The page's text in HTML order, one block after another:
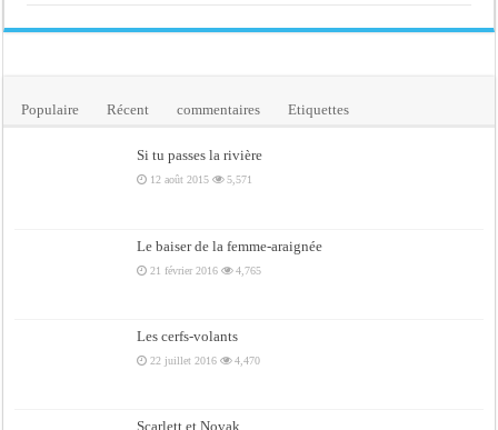
Populaire Récent commentaires Etiquettes
Si tu passes la rivière
12 août 2015 5,571
Le baiser de la femme-araignée
21 février 2016 4,765
Les cerfs-volants
22 juillet 2016 4,470
Scarlett et Novak